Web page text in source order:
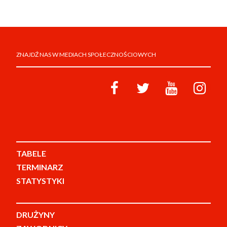
ZNAJDŹ NAS W MEDIACH SPOŁECZNOŚCIOWYCH
TABELE
TERMINARZ
STATYSTYKI
DRUŻYNY